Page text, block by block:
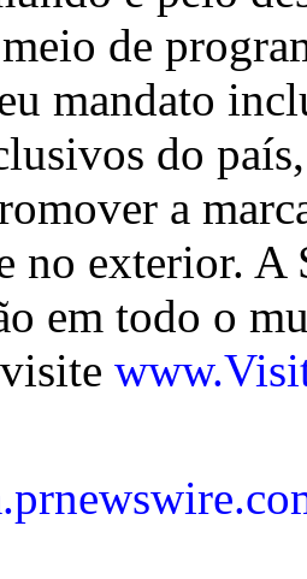
de
mandato
do
a
no exterior. A
em todo o